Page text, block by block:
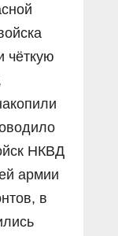
чёткую
НКВД
армии
в